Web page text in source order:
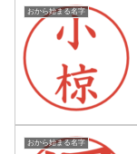
おから始まる名字
おから始まる名字